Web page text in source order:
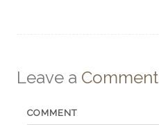
Leave a Comment
COMMENT